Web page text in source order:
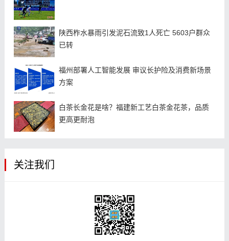
陕西柞水暴雨引发泥石流致1人死亡 5603户群众
已转
福州部署人工智能发展 审议长护险及消费新场景
方案
白茶长金花是啥？福建新工艺白茶金花茶，品质
更高更耐泡
关注我们